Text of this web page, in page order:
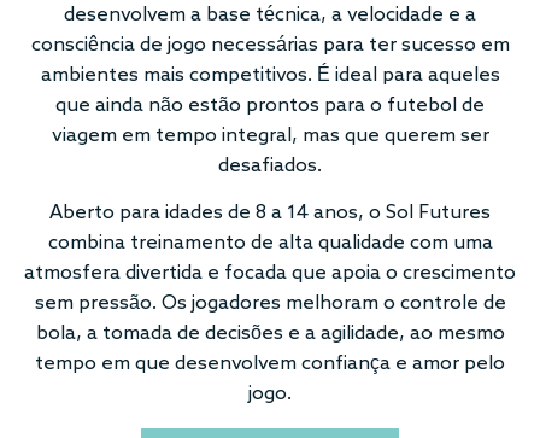
desenvolvem a base técnica, a velocidade e a
consciência de jogo necessárias para ter sucesso em
ambientes mais competitivos. É ideal para aqueles
que ainda não estão prontos para o futebol de
viagem em tempo integral, mas que querem ser
desafiados.
Aberto para idades de 8 a 14 anos, o Sol Futures
combina treinamento de alta qualidade com uma
atmosfera divertida e focada que apoia o crescimento
sem pressão. Os jogadores melhoram o controle de
bola, a tomada de decisões e a agilidade, ao mesmo
tempo em que desenvolvem confiança e amor pelo
jogo.